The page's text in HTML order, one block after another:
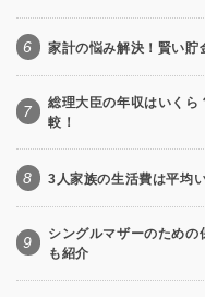
6 家計の悩み解決！賢い貯
7
総理大臣の年収はいくら
較！
8 3人家族の生活費は平均
9
シングルマザーのため
も紹介